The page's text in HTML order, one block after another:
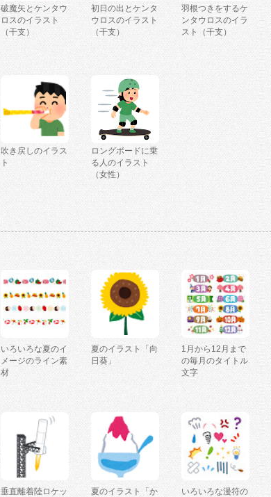
破魔矢とケンタウ
ロスのイラスト
（干支）
初日の出とケンタ
ウロスのイラスト
（干支）
羽根つきをするケ
ンタウロスのイラ
スト（干支）
吹き戻しのイラス
ト
ロングボードに乗
る人のイラスト
（女性）
いろいろな夏のイ
メージのライン素
材
夏のイラスト「向
日葵」
1月から12月まで
の毎月のタイトル
文字
垂直離着陸ロケッ
夏のイラスト「か
いろいろな漫符の